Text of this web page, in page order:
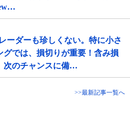
ーダーも珍しくない。特に小さ
では、損切りが重要！含み損
次のチャンスに備…
>>最新記事一覧へ